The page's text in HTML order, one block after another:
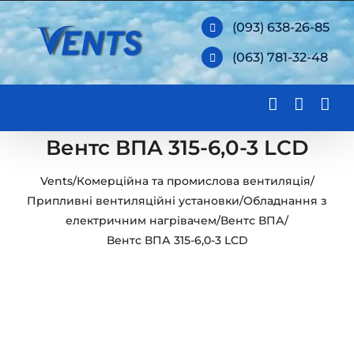
Skip
to
content
(093) 638-26-85
(063) 781-32-48
Вентс ВПА 315-6,0-3 LCD
Vents/Комерційна та промислова вентиляція/
Припливні вентиляційні установки/Обладнання з
електричним нагрівачем/Вентс ВПА/
Вентс ВПА 315-6,0-3 LCD